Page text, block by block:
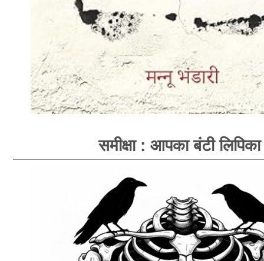
समीक्षा : आपका बंटी लिपिका